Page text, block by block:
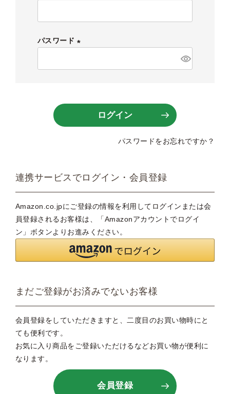
必
)
パスワード
必
ログイン
パスワードをお忘れですか？
連携サービスでログイン・会員登録
Amazon.co.jpにご登録の情報を利用してログインまたは会
員登録されるお客様は、「Amazonアカウントでログイ
ン」ボタンよりお進みください。
まだご登録がお済みでないお客様
会員登録をしていただきますと、二度目のお買い物時にと
ても便利です。
お気に入り商品をご登録いただけるなどお買い物が便利に
なります。
会員登録